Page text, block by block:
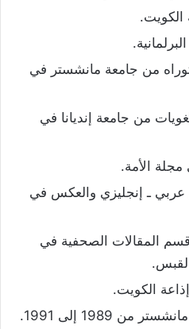
من جامعة مانشستر في
من جامعة إنديانا في
الأمة.
عربي ـ إنجليزي والعكس في
المقالات الصحفية في
الكويت.
1989 إلى 1991.